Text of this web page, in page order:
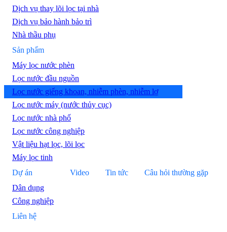
Dịch vụ thay lõi lọc tại nhà
Dịch vụ bảo hành bảo trì
Nhà thầu phụ
Sản phẩm
Máy lọc nước phèn
Lọc nước đầu nguồn
Lọc nước giếng khoan, nhiễm phèn, nhiễm lợ
Lọc nước máy (nước thủy cục)
Lọc nước nhà phố
Lọc nước công nghiệp
Vật liệu hạt lọc, lõi lọc
Máy lọc tinh
Dự án
Dân dụng
Công nghiệp
Video Tin tức Câu hỏi thường gặp
Liên hệ